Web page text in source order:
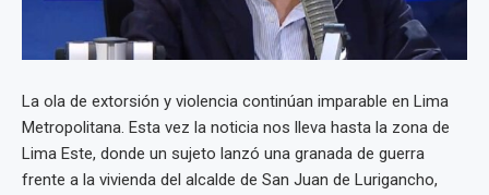
La ola de extorsión y violencia continúan imparable en Lima
Metropolitana. Esta vez la noticia nos lleva hasta la zona de
Lima Este, donde un sujeto lanzó una granada de guerra
frente a la vivienda del alcalde de San Juan de Lurigancho,